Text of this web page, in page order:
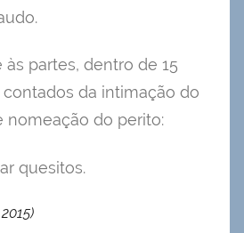
às partes, dentro de 15
contados da intimação do
nomeação do perito:
quesitos.